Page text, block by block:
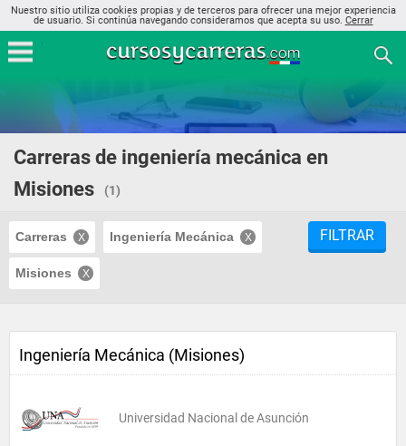
Nuestro sitio utiliza cookies propias y de terceros para ofrecer una mejor experiencia
de usuario. Si continúa navegando consideramos que acepta su uso. Cerrar
Carreras de ingeniería mecánica en
Misiones
(1)
Carreras Ingeniería Mecánica
Misiones
FILTRAR
Ingeniería Mecánica (Misiones)
Universidad Nacional de Asunción